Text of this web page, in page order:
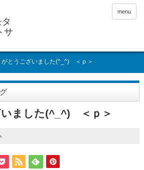
menu
がとうございました(^_^) ＜ｐ＞
ました(^_^) ＜ｐ＞